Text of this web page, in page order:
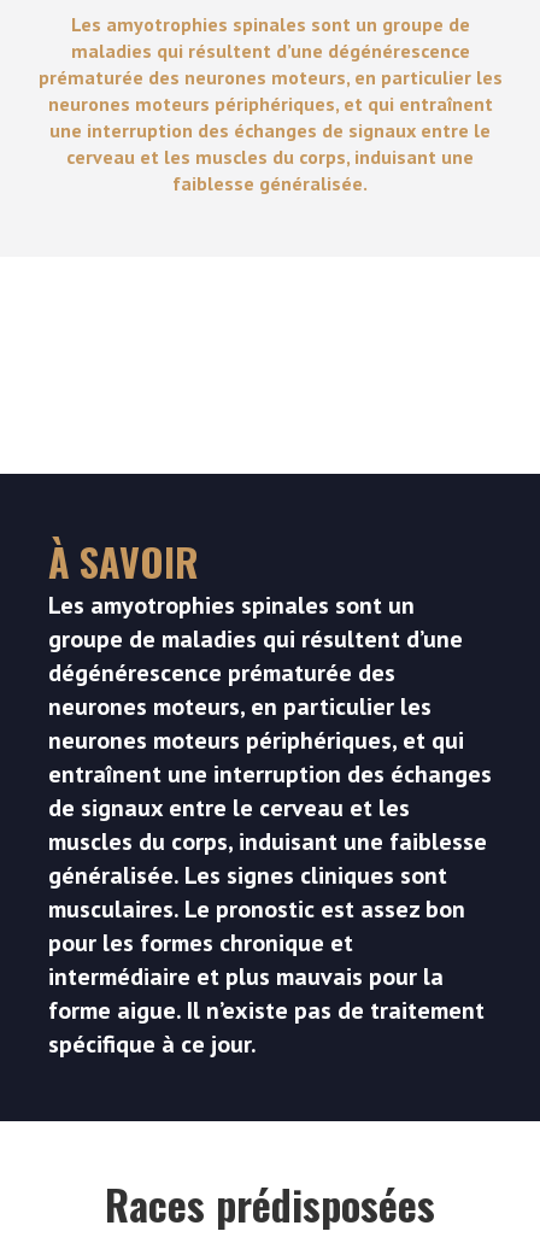
Les amyotrophies spinales sont un groupe de
maladies qui résultent d’une dégénérescence
prématurée des neurones moteurs, en particulier les
neurones moteurs périphériques, et qui entraînent
une interruption des échanges de signaux entre le
cerveau et les muscles du corps, induisant une
faiblesse généralisée.
À SAVOIR
Les amyotrophies spinales sont un
groupe de maladies qui résultent d’une
dégénérescence prématurée des
neurones moteurs, en particulier les
neurones moteurs périphériques, et qui
entraînent une interruption des échanges
de signaux entre le cerveau et les
muscles du corps, induisant une faiblesse
généralisée. Les signes cliniques sont
musculaires. Le pronostic est assez bon
pour les formes chronique et
intermédiaire et plus mauvais pour la
forme aigue. Il n’existe pas de traitement
spécifique à ce jour.
Races prédisposées